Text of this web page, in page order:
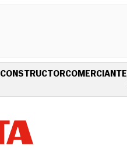
CONSTRUCTORCOMERCIANTE